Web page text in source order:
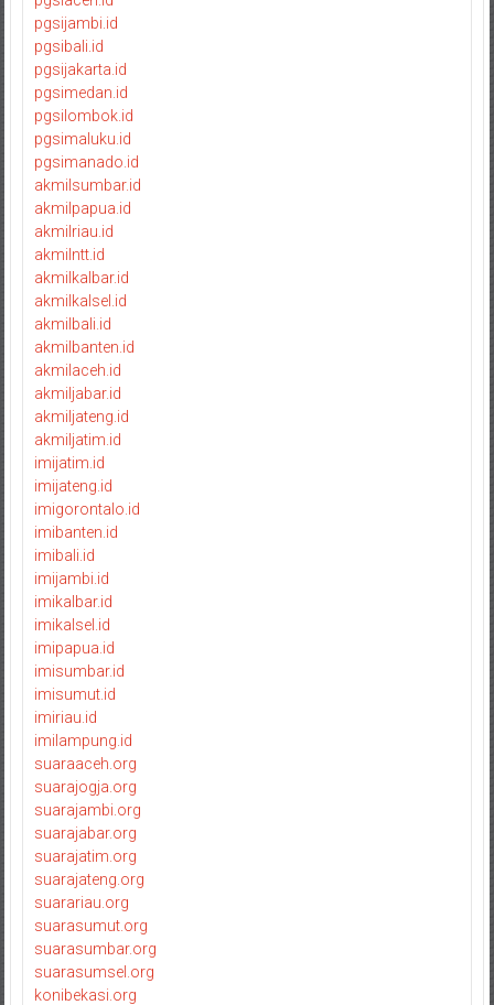
pgsijambi.id
pgsibali.id
pgsijakarta.id
pgsimedan.id
pgsilombok.id
pgsimaluku.id
pgsimanado.id
akmilsumbar.id
akmilpapua.id
akmilriau.id
akmilntt.id
akmilkalbar.id
akmilkalsel.id
akmilbali.id
akmilbanten.id
akmilaceh.id
akmiljabar.id
akmiljateng.id
akmiljatim.id
imijatim.id
imijateng.id
imigorontalo.id
imibanten.id
imibali.id
imijambi.id
imikalbar.id
imikalsel.id
imipapua.id
imisumbar.id
imisumut.id
imiriau.id
imilampung.id
suaraaceh.org
suarajogja.org
suarajambi.org
suarajabar.org
suarajatim.org
suarajateng.org
suarariau.org
suarasumut.org
suarasumbar.org
suarasumsel.org
konibekasi.org